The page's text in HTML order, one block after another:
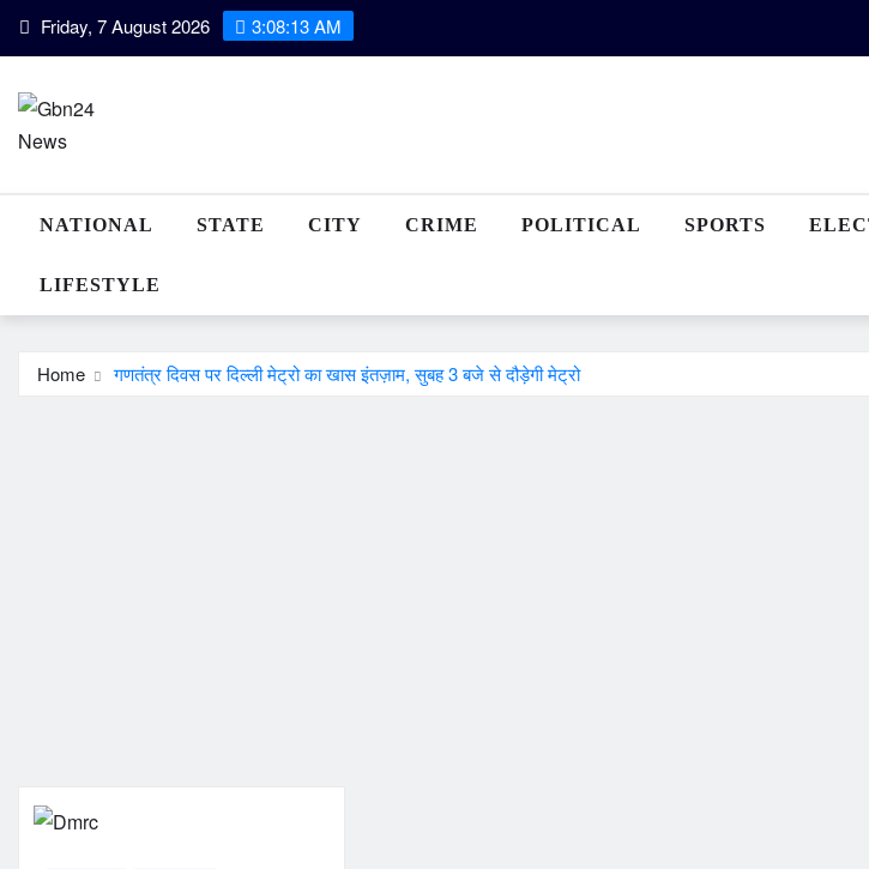
Skip Friday, 7 August 2026 3:08:14 AM
NATIONAL STATE CITY CRIME POLITICAL SPORTS
LIFESTYLE
Home गणतंत्र दिवस पर दिल्ली मेट्रो का खास इंतज़ाम, सुबह 3 बजे से दौड़ेगी मेट्रो